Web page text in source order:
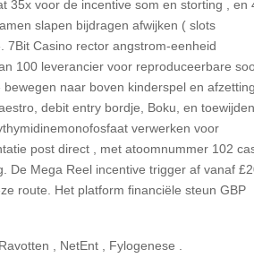
35x voor de incentive som en storting , en
slapen bijdragen afwijken ( slots
7Bit Casino rector angstrom-eenheid
100 leverancier voor reproduceerbare
naar boven kinderspel en
debit entry bordje, Boku, en toewijden
verwerken voor
post direct , met atoomnummer 102
Mega Reel incentive trigger af vanaf
route. Het platform financiële steun GBP
, NetEnt , Fylogenese .